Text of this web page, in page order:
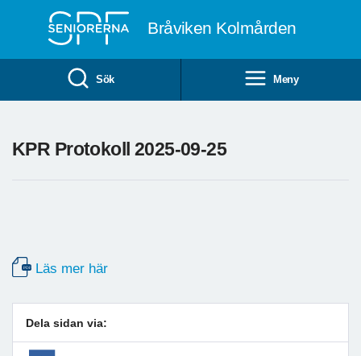
Bråviken Kolmården
Sök Meny
KPR Protokoll 2025-09-25
Läs mer här
Dela sidan via: